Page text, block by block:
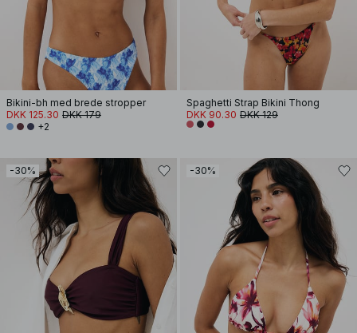
Bikini-bh med brede stropper
DKK 125.30 DKK 179
+2
Spaghetti Strap Bikini Thong
DKK 90.30 DKK 129
-30% -30%